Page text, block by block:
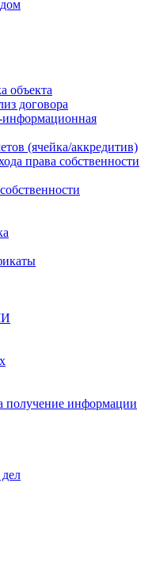
объекта
договора
информационная
(ячейка/аккредитив)
права собственности
информации